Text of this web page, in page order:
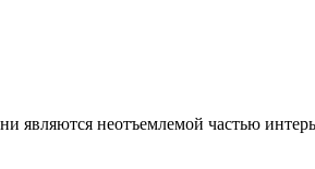
являются неотъемлемой частью